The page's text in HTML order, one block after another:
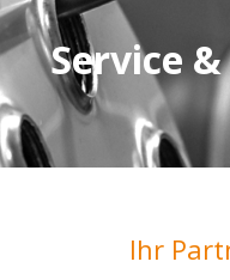
Service
Ihr